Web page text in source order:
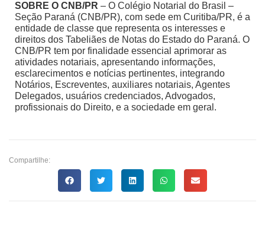
SOBRE O CNB/PR – O Colégio Notarial do Brasil –
Seção Paraná (CNB/PR), com sede em Curitiba/PR, é a
entidade de classe que representa os interesses e
direitos dos Tabeliães de Notas do Estado do Paraná. O
CNB/PR tem por finalidade essencial aprimorar as
atividades notariais, apresentando informações,
esclarecimentos e notícias pertinentes, integrando
Notários, Escreventes, auxiliares notariais, Agentes
Delegados, usuários credenciados, Advogados,
profissionais do Direito, e a sociedade em geral.
Compartilhe: